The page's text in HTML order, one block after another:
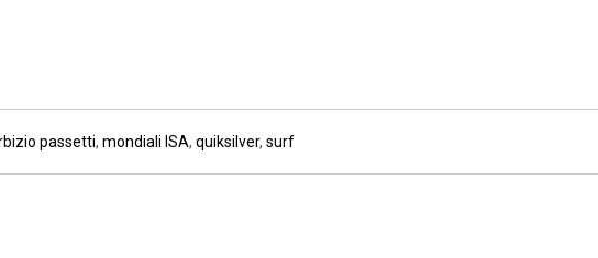
passetti, mondiali ISA, quiksilver, surf